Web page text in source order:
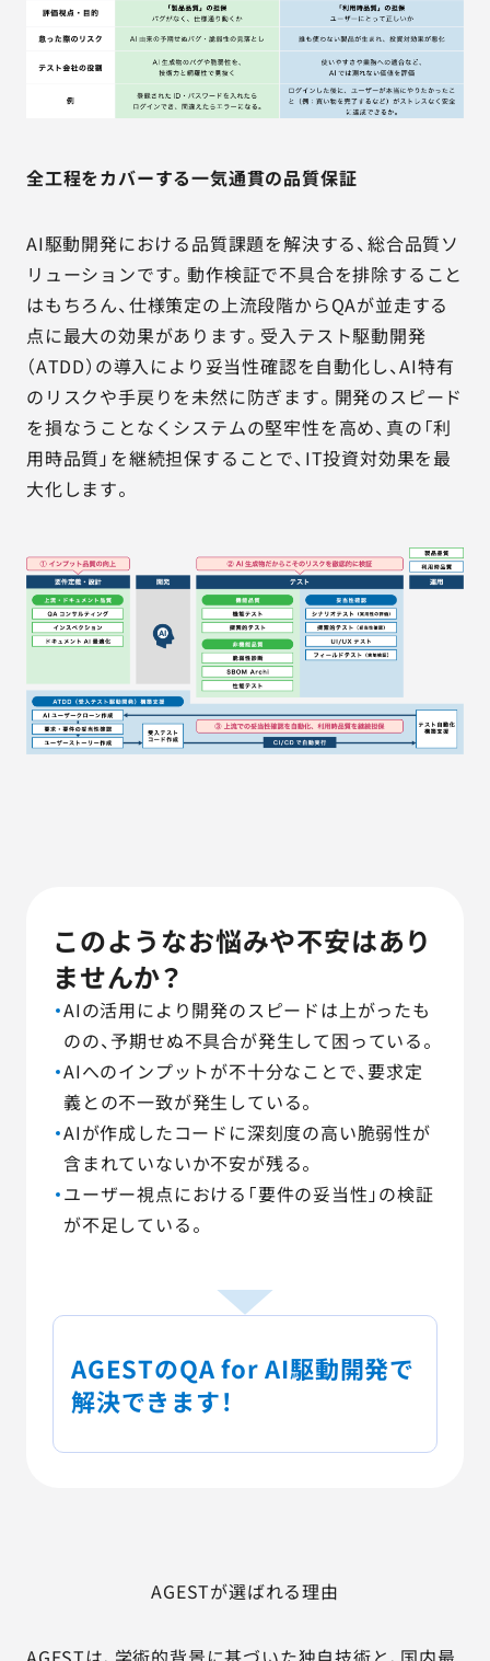
全工程をカバーする一気通貫の品質保証
AI駆動開発における品質課題を解決する、総合品質ソ
リューションです。動作検証で不具合を排除すること
はもちろん、仕様策定の上流段階からQAが並走する
点に最大の効果があります。受入テスト駆動開発
（ATDD）の導入により妥当性確認を自動化し、AI特有
のリスクや手戻りを未然に防ぎます。開発のスピード
を損なうことなくシステムの堅牢性を高め、真の「利
用時品質」を継続担保することで、IT投資対効果を最
大化します。
このようなお悩みや不安はあり
ませんか？
AIの活用により開発のスピードは上がったも
のの、予期せぬ不具合が発生して困っている。
AIへのインプットが不十分なことで、要求定
義との不一致が発生している。
AIが作成したコードに深刻度の高い脆弱性が
含まれていないか不安が残る。
ユーザー視点における「要件の妥当性」の検証
が不足している。
AGESTのQA for AI駆動開発で
解決できます！
AGESTが選ばれる理由